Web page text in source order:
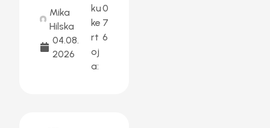
Mika
Hilska
04.08.
2026
ku
ke
rt
oj
a:
0
7
6